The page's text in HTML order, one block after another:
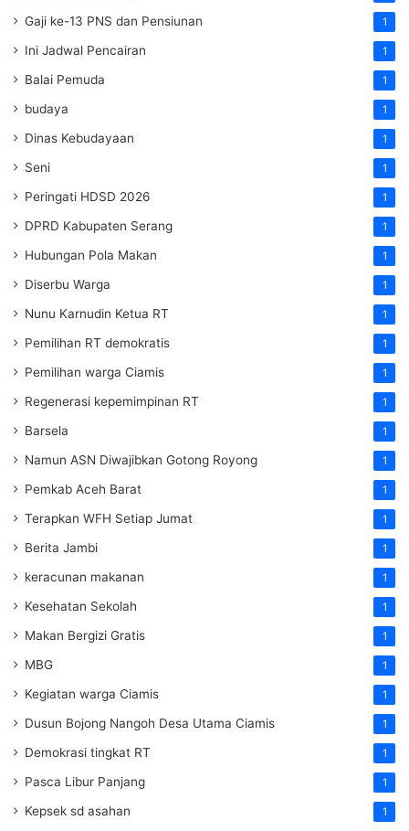
Gaji ke-13 PNS dan Pensiunan 1
Ini Jadwal Pencairan 1
Balai Pemuda 1
budaya 1
Dinas Kebudayaan 1
Seni 1
Peringati HDSD 2026 1
DPRD Kabupaten Serang 1
Hubungan Pola Makan 1
Diserbu Warga 1
Nunu Karnudin Ketua RT 1
Pemilihan RT demokratis 1
Pemilihan warga Ciamis 1
Regenerasi kepemimpinan RT 1
Barsela 1
Namun ASN Diwajibkan Gotong Royong 1
Pemkab Aceh Barat 1
Terapkan WFH Setiap Jumat 1
Berita Jambi 1
keracunan makanan 1
Kesehatan Sekolah 1
Makan Bergizi Gratis 1
MBG 1
Kegiatan warga Ciamis 1
Dusun Bojong Nangoh Desa Utama Ciamis 1
Demokrasi tingkat RT 1
Pasca Libur Panjang 1
Kepsek sd asahan 1